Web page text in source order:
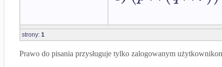
strony: 1
Prawo do pisania przysługuje tylko zalogowanym